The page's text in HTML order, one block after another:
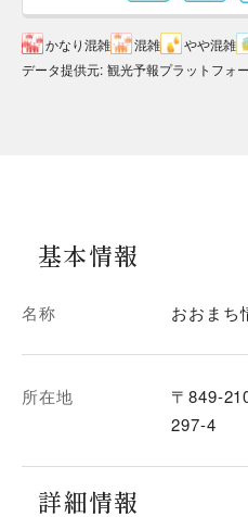
かなり混雑 混雑 やや混雑
データ提供元: 観光予報プラットフォ
基本情報
名称 おおまち
所在地
〒849-
297-4
詳細情報